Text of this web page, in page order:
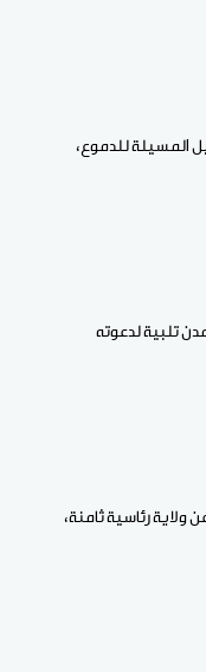
المسيلة للدموع،
تلبية لدعوته
هذه الانتخابات بحثا عن ولاية رئاسية ثامنة،